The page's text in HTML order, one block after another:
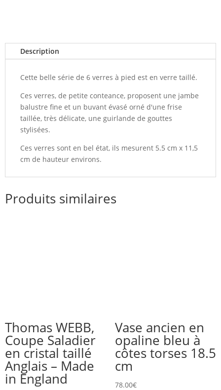
Description
Cette belle série de 6 verres à pied est en verre taillé.
Ces verres, de petite conteance, proposent une jambe
balustre fine et un buvant évasé orné d'une frise
taillée, très délicate, une guirlande de gouttes
stylisées.
Ces verres sont en bel état, ils mesurent 5.5 cm x 11,5
cm de hauteur environs.
Produits similaires
Thomas WEBB,
Coupe Saladier
en cristal taillé
Anglais – Made
in England
Vase ancien en
opaline bleu à
côtes torses 18.5
cm
78.00€